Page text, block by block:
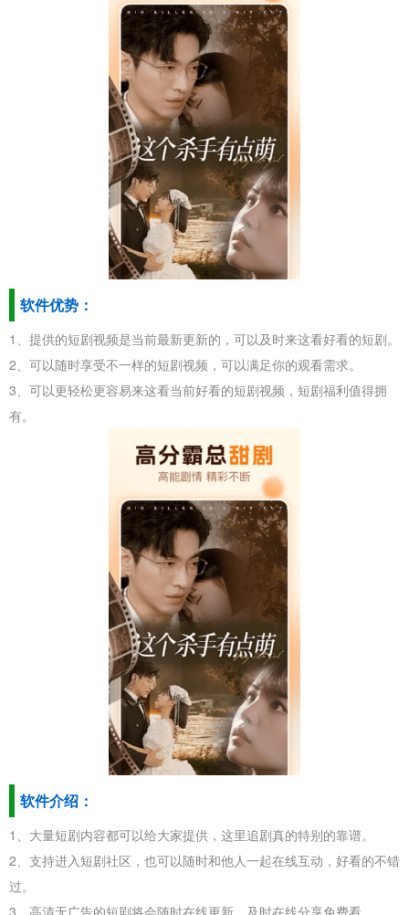
软件优势：
1、提供的短剧视频是当前最新更新的，可以及时来这看好看的短剧。
2、可以随时享受不一样的短剧视频，可以满足你的观看需求。
3、可以更轻松更容易来这看当前好看的短剧视频，短剧福利值得拥
有。
软件介绍：
1、大量短剧内容都可以给大家提供，这里追剧真的特别的靠谱。
2、支持进入短剧社区，也可以随时和他人一起在线互动，好看的不错
过。
3、高清无广告的短剧将会随时在线更新，及时在线分享免费看。